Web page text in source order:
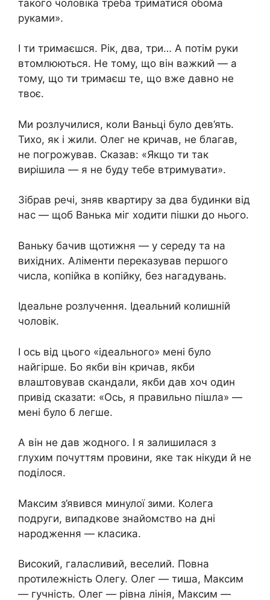
такого чоловіка треба триматися обома
руками».
І ти тримаєшся. Рік, два, три… А потім руки
втомлюються. Не тому, що він важкий — а
тому, що ти тримаєш те, що вже давно не
твоє.
Ми розлучилися, коли Ваньці було дев’ять.
Тихо, як і жили. Олег не кричав, не благав,
не погрожував. Сказав: «Якщо ти так
вирішила — я не буду тебе втримувати».
Зібрав речі, зняв квартиру за два будинки від
нас — щоб Ванька міг ходити пішки до нього.
Ваньку бачив щотижня — у середу та на
вихідних. Аліменти переказував першого
числа, копійка в копійку, без нагадувань.
Ідеальне розлучення. Ідеальний колишній
чоловік.
І ось від цього «ідеального» мені було
найгірше. Бо якби він кричав, якби
влаштовував скандали, якби дав хоч один
привід сказати: «Ось, я правильно пішла» —
мені було б легше.
А він не дав жодного. І я залишилася з
глухим почуттям провини, яке так нікуди й не
поділося.
Максим з’явився минулої зими. Колега
подруги, випадкове знайомство на дні
народження — класика.
Високий, галасливий, веселий. Повна
протилежність Олегу. Олег — тиша, Максим
— гучність. Олег — рівна лінія, Максим —